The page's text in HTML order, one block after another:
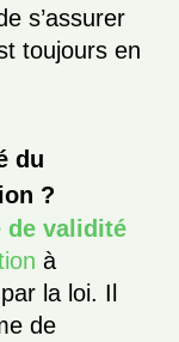
s’assurer
toujours en
du
?
de validité
à
la loi. Il
de